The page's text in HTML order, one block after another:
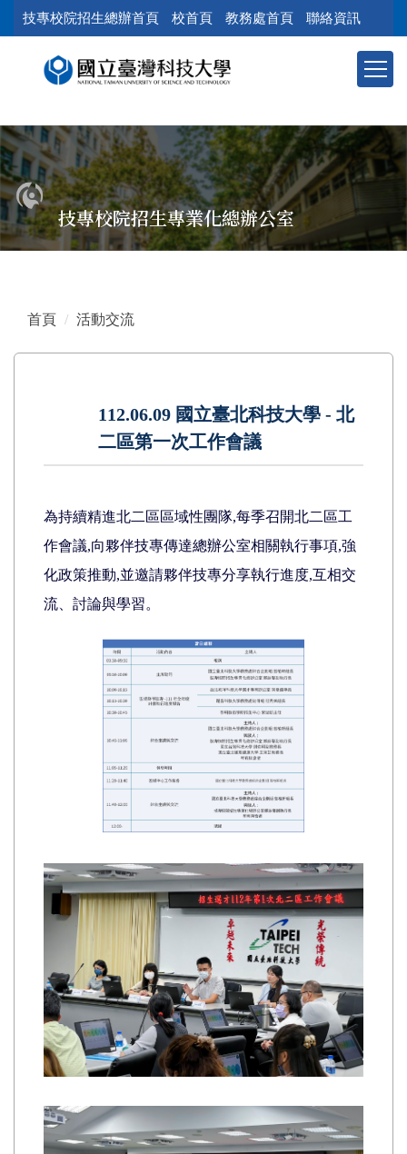
到
容
區
塊
技專校院招生總辦首頁 校首頁 教務處首頁 聯絡資訊
技專校院招生專業化總辦公室
首頁 活動交流
112.06.09 國立臺北科技大學 - 北
二區第一次工作會議
為持續精進北二區區域性團隊,每季召開北二區工
作會議,向夥伴技專傳達總辦公室相關執行事項,強
化政策推動,並邀請夥伴技專分享執行進度,互相交
流、討論與學習。